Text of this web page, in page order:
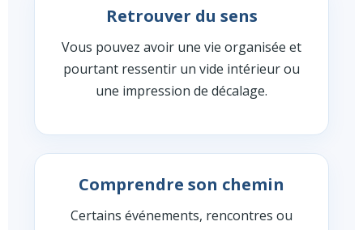
Retrouver du sens
Vous pouvez avoir une vie organisée et
pourtant ressentir un vide intérieur ou
une impression de décalage.
Comprendre son chemin
Certains événements, rencontres ou